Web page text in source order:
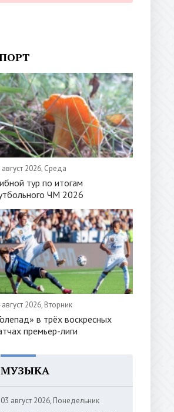
август 2026, Среда
тур по итогам
ЧМ 2026
август 2026, Вторник
в трёх воскресных
премьер-лиги
МУЗЫКА
03 август 2026, Понедельник